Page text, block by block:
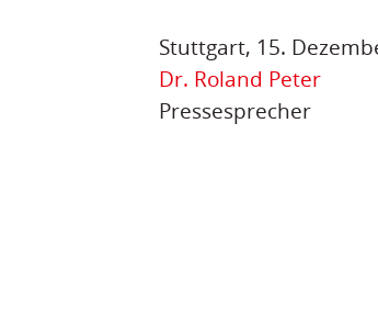
Stuttgart, 15.
Dr. Roland Peter
Pressesprecher